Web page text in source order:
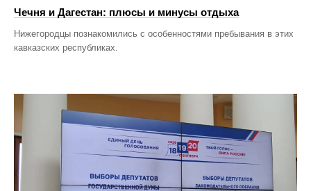
Чечня и Дагестан: плюсы и минусы отдыха
Нижегородцы познакомились с особенностями пребывания в этих
кавказских республиках.